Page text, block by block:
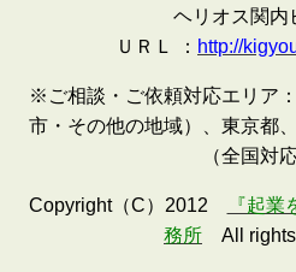
ヘリオス関内
ＵＲＬ ： http://
※ご相談・ご依頼対応エリア
市・その他の地域）、東京都
（全国対
Copyright（C）2012
『起
務所 All rights